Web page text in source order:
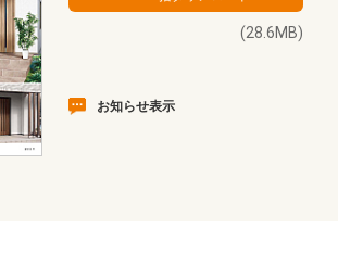
(28.6MB)
お知らせ表示